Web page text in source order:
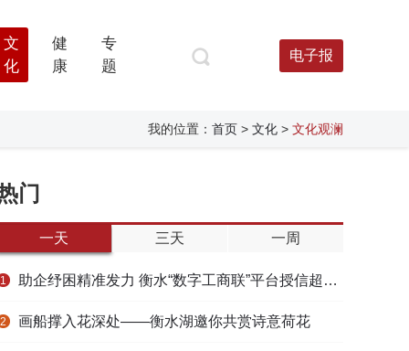
文
化
健
康
专
题
电子报
我的位置： 首页 > 文化 > 文化观澜
门
一天 三天 一周
1 助企纾困精准发力 衡水“数字工商联”平台授信超165亿元
2 画船撑入花深处——衡水湖邀你共赏诗意荷花